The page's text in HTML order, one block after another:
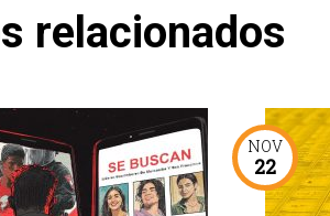
relacionados
NOV
22